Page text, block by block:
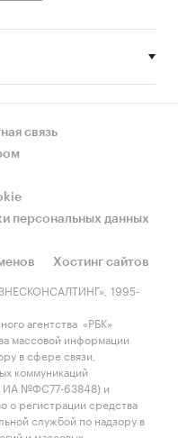
Если растет, то
за счет
в России и в
по объему продаж
рынок по
крупный, с
отстающей
перспективе и в
ли позиции
и какой у региона
его с
со схожей
связь
персональных данных
Хостинг сайтов
1995-
агентства «РБК»
массовой информации
в сфере связи,
коммуникаций
ИА №ФС77-63848) и
о регистрации средства
службой по надзору в